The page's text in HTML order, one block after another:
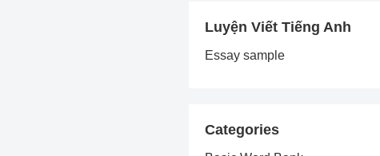
Luyện Viết Tiếng Anh
Essay sample
Categories